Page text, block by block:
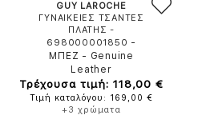
GUY LAROCHE
ΓΥΝΑΙΚΕΙΕΣ ΤΣΑΝΤΕΣ
ΠΛΑΤΗΣ -
698000001850 -
ΜΠΕΖ - Genuine
Leather
Τρέχουσα τιμή: 118,00 €
Τιμή καταλόγου: 169,00 €
+3 χρώματα